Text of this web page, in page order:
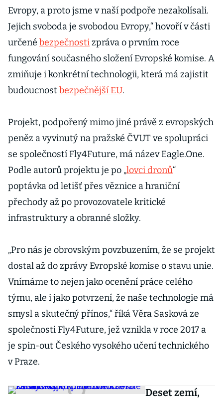
Evropy, a proto jsme v naší podpoře nezakolísali.
Jejich svoboda je svobodou Evropy,“ hovoří v části
určené bezpečnostizpráva o prvním roce
fungování současného složení Evropské komise. A
zmiňuje i konkrétní technologii, která má zajistit
budoucnost bezpečnější EU.
Projekt, podpořený mimo jiné právě z evropských
peněz a vyvinutý na pražské ČVUT ve spolupráci
se společností Fly4Future, má název Eagle.One.
Podle autorů projektu je po „lovci dronů“
poptávka od letišť přes věznice a hraniční
přechody až po provozovatele kritické
infrastruktury a obranné složky.
„Pro nás je obrovským povzbuzením, že se projekt
dostal až do zprávy Evropské komise o stavu unie.
Vnímáme to nejen jako ocenění práce celého
týmu, ale i jako potvrzení, že naše technologie má
smysl a skutečný přínos,“ říká Věra Sasková ze
společnosti Fly4Future, jež vznikla v roce 2017 a
je spin-out Českého vysokého učení technického
v Praze.
Deset zemí,